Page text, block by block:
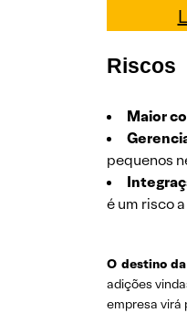
Riscos
Maior
pequenos
é um risco
O destino
adições
empresa virá